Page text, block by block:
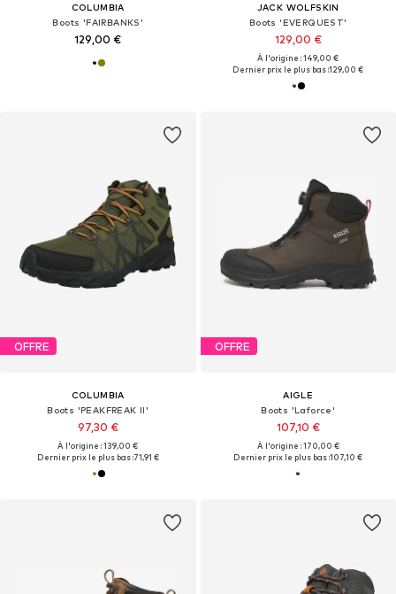
COLUMBIA
Boots 'FAIRBANKS'
129,00 €
JACK WOLFSKIN
Boots 'EVERQUEST'
129,00 €
À l'origine : 149,00 €
Dernier prix le plus bas :129,00 €
OFFRE
COLUMBIA
Boots 'PEAKFREAK II'
97,30 €
À l'origine : 139,00 €
Dernier prix le plus bas :71,91 €
OFFRE
AIGLE
Boots 'Laforce'
107,10 €
À l'origine : 170,00 €
Dernier prix le plus bas :107,10 €